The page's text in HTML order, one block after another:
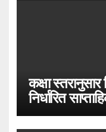
कक्षा स्तरानुसार
निर्धारित